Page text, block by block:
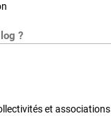
?
et associations